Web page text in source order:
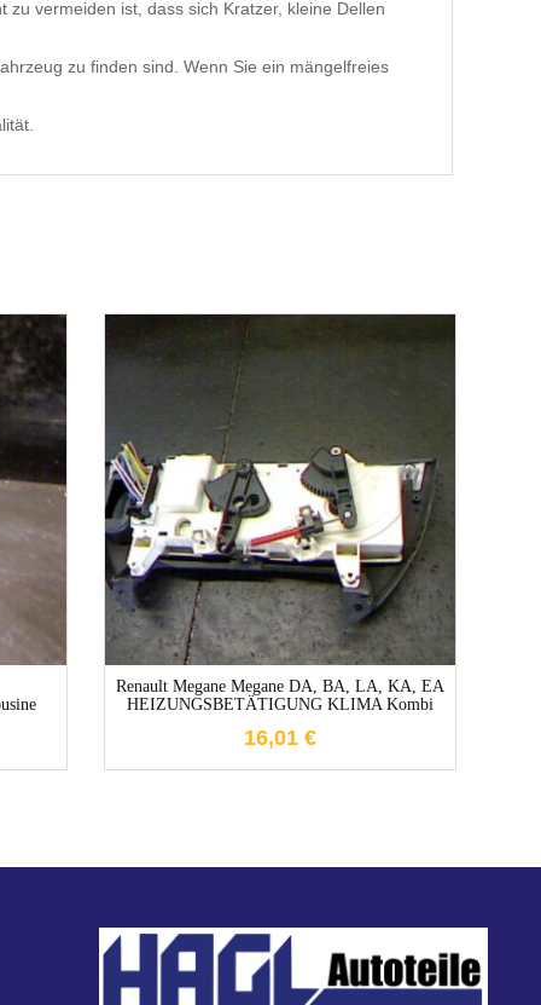
vermeiden ist, dass sich Kratzer, kleine Dellen
zu finden sind. Wenn Sie ein mängelfreies
Renault Megane Megane DA, BA, LA, KA, EA
HEIZUNGSBETÄTIGUNG KLIMA Kombi
16,01 €
1-3 Werktage